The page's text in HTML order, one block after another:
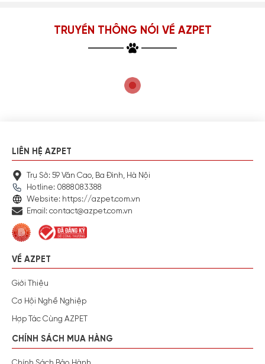
TRUYỀN THÔNG NÓI VỀ AZPET
LIÊN HỆ AZPET
Trụ Sở: 59 Văn Cao, Ba Đình, Hà Nội
Hotline: 0888083388
Website: https://azpet.com.vn
Email: contact@azpet.com.vn
VỀ AZPET
Giới Thiệu
Cơ Hội Nghề Nghiệp
Hợp Tác Cùng AZPET
CHÍNH SÁCH MUA HÀNG